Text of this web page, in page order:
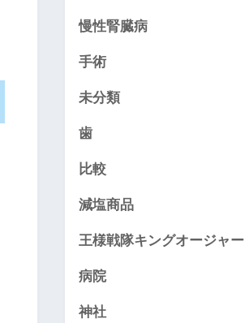
慢性腎臓病
手術
未分類
歯
比較
減塩商品
王様戦隊キングオージャー
病院
神社